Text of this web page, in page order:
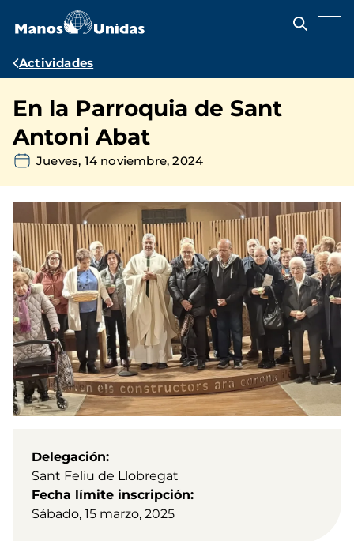
contenido
Ruta
navegación
Actividades
En la Parroquia de Sant
Antoni Abat
Jueves, 14 noviembre, 2024
Delegación
Sant Feliu de Llobregat
Fecha límite inscripción
Sábado, 15 marzo, 2025